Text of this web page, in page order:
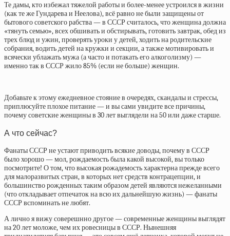
Те дамы, кто избежал тяжелой работы и более-менее устроился в жизни
(как те же Гундарева и Неелова), всё равно не были защищены от
бытового советского рабства — в СССР считалось, что женщина должна
«тянуть семью», всех обшивать и обстирывать, готовить завтрак, обед из
трех блюд и ужин, проверять уроки у детей, ходить на родительские
собрания, водить детей на кружки и секции, а также мотивировать и
всячески ублажать мужа (а часто и потакать его алкоголизму) —
именно так в СССР жило 85% (если не больше) женщин.
Добавьте к этому ежедневное стояние в очередях, скандалы и стрессы,
приплюсуйте плохое питание — и вы сами увидите все причины,
почему советские женщины в 30 лет выглядели на 50 или даже старше.
А что сейчас?
Фанаты СССР не устают приводить всякие доводы, почему в СССР
было хорошо — мол, рождаемость была какой высокой, вы только
посмотрите! О том, что высокая рожадемость характерна прежде всего
для малоразвитых стран, в которых нет средств контрацепции, и
большинство рожденных таким образом детей являются нежеланными
(что откладывает отпечаток на всю их дальнейшую жизнь) — фанаты
СССР вспоминать не любят.
А лично я вижу соверешнно другое — современные женщины выглядят
на 20 лет моложе, чем их ровесницы в СССР. Нынешняя